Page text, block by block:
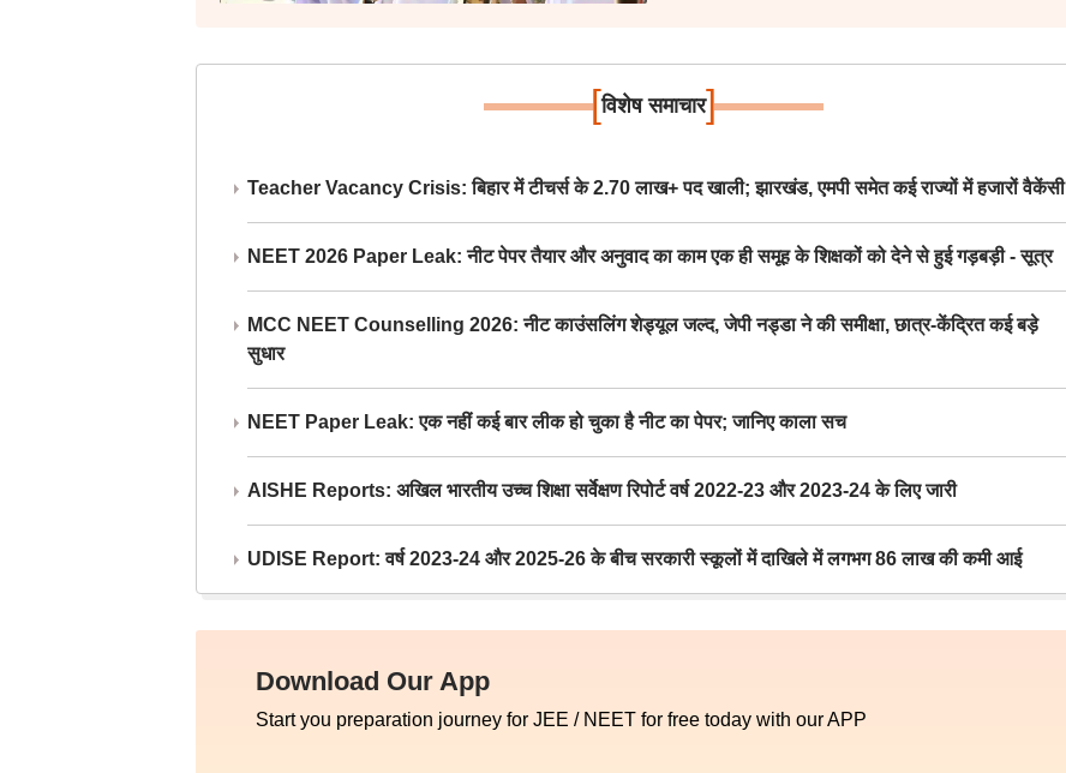
[विशेष समाचार]
Teacher Vacancy Crisis: बिहार में टीचर्स के 2.70 लाख+ पद खाली; झारखंड, एमपी समेत कई राज्यों में हजारों वैकेंसी
NEET 2026 Paper Leak: नीट पेपर तैयार और अनुवाद का काम एक ही समूह के शिक्षकों को देने से हुई गड़बड़ी - सूत्र
MCC NEET Counselling 2026: नीट काउंसलिंग शेड्यूल जल्द, जेपी नड्डा ने की समीक्षा, छात्र-केंद्रित कई बड़े
सुधार
NEET Paper Leak: एक नहीं कई बार लीक हो चुका है नीट का पेपर; जानिए काला सच
AISHE Reports: अखिल भारतीय उच्च शिक्षा सर्वेक्षण रिपोर्ट वर्ष 2022-23 और 2023-24 के लिए जारी
UDISE Report: वर्ष 2023-24 और 2025-26 के बीच सरकारी स्कूलों में दाखिले में लगभग 86 लाख की कमी आई
Download Our App
Start you preparation journey for JEE / NEET for free today with our APP